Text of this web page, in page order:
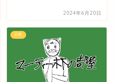
2024年6月20日
日常